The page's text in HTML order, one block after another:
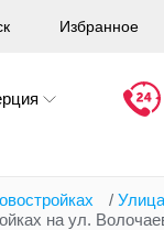
Избранное
/
на ул.